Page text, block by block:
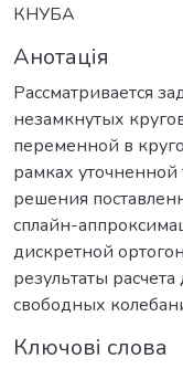
КНУБА
Анотація
Рассматривается
незамкнутых
переменной в
рамках
решения
сплайн-
дискретной
результаты
свободных
Ключові слова